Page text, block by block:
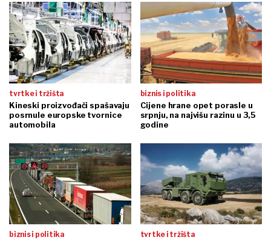
tvrtke i tržišta
Kineski proizvođači spašavaju
posrnule europske tvornice
automobila
biznis i politika
Cijene hrane opet porasle u
srpnju, na najvišu razinu u 3,5
godine
biznis i politika tvrtke i tržišta